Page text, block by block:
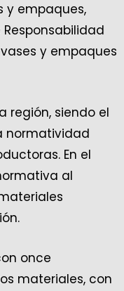
y empaques,
y empaques
región, siendo el
normatividad
En el
al
once
materiales, con